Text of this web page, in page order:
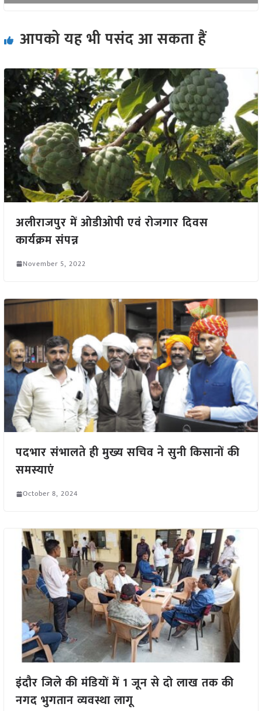
आपको यह भी पसंद आ सकता हैं
अलीराजपुर में ओडीओपी एवं रोजगार दिवस
कार्यक्रम संपन्न
November 5, 2022
पदभार संभालते ही मुख्य सचिव ने सुनी किसानों की
समस्याएं
October 8, 2024
इंदौर जिले की मंडियों में 1 जून से दो लाख तक की
नगद भुगतान व्यवस्था लागू